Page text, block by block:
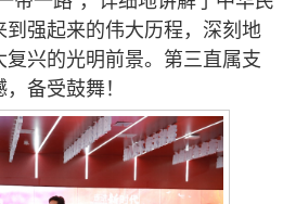
强起来的伟大历程，深刻地
复兴的光明前景。第三直属支
备受鼓舞！